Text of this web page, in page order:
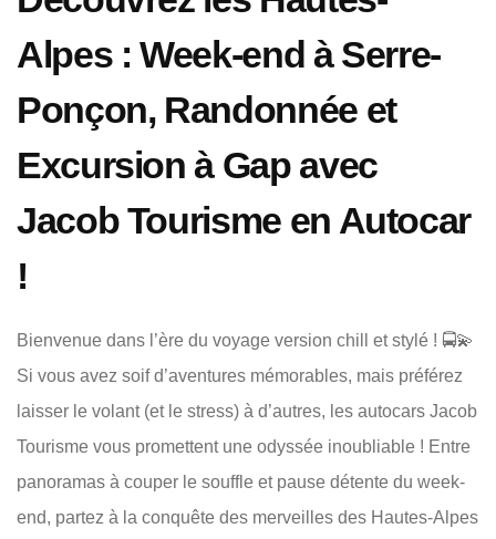
Alpes : Week-end à Serre-
Ponçon, Randonnée et
Excursion à Gap avec
Jacob Tourisme en Autocar
!
Bienvenue dans l’ère du voyage version chill et stylé ! 🚍💫
Si vous avez soif d’aventures mémorables, mais préférez
laisser le volant (et le stress) à d’autres, les autocars Jacob
Tourisme vous promettent une odyssée inoubliable ! Entre
panoramas à couper le souffle et pause détente du week-
end, partez à la conquête des merveilles des Hautes-Alpes